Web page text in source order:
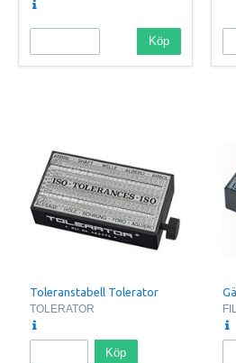
Köp
Toleranstabell Tolerator
TOLERATOR
Köp